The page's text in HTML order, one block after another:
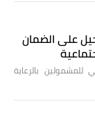
على الضمان
بالرعاية